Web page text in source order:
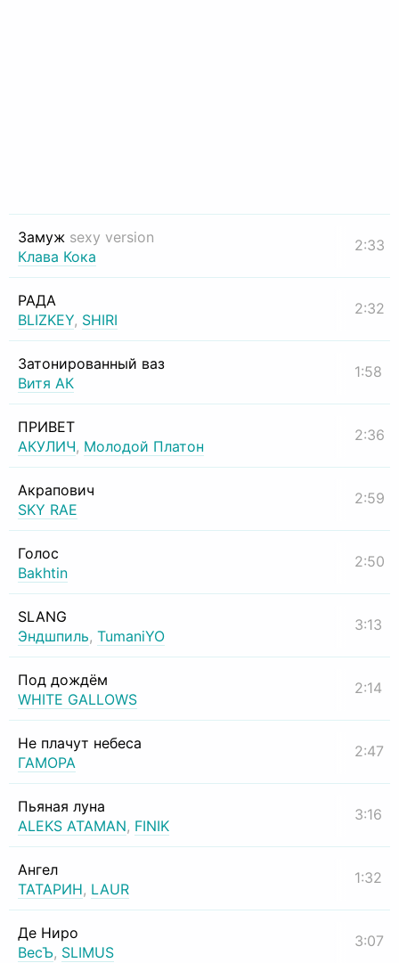
Замуж sexy version
Клава Кока
2:33
РАДА
BLIZKEY, SHIRI
2:32
Затонированный ваз
Витя АК
1:58
ПРИВЕТ
АКУЛИЧ, Молодой Платон
2:36
Акрапович
SKY RAE
2:59
Голос
Bakhtin
2:50
SLANG
Эндшпиль, TumaniYO
3:13
Под дождём
WHITE GALLOWS
2:14
Не плачут небеса
ГАМОРА
2:47
Пьяная луна
ALEKS ATAMAN, FINIK
3:16
Ангел
ТАТАРИН, LAUR
1:32
Де Ниро
ВесЪ, SLIMUS
3:07